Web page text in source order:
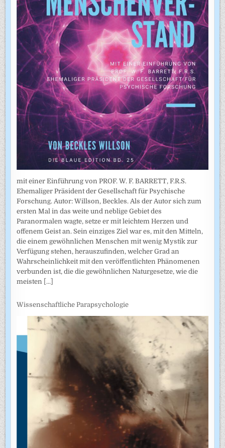
mit einer Einführung von PROF. W. F. BARRETT, F.R.S.
Ehemaliger Präsident der Gesellschaft für Psychische
Forschung. Autor: Willson, Beckles. Als der Autor sich zum
ersten Mal in das weite und neblige Gebiet des
Paranormalen wagte, setze er mit leichtem Herzen und
offenem Geist an. Sein einziges Ziel war es, mit den Mitteln,
die einem gewöhnlichen Menschen mit wenig Mystik zur
Verfügung stehen, herauszufinden, welcher Grad an
Wahrscheinlichkeit mit den veröffentlichten Phänomenen
verbunden ist, die die gewöhnlichen Naturgesetze, wie die
meisten [...]
Wissenschaftliche Parapsychologie